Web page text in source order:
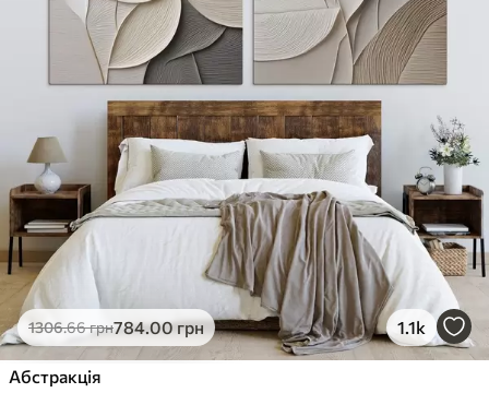
1306.66грн784.00грн 1.1k
Абстракція